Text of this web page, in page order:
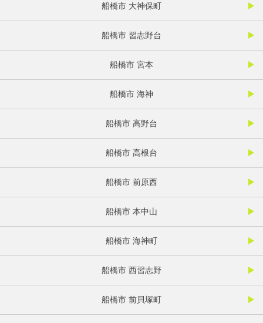
船橋市 大神保町
船橋市 習志野台
船橋市 宮本
船橋市 海神
船橋市 高野台
船橋市 高根台
船橋市 前原西
船橋市 本中山
船橋市 海神町
船橋市 西習志野
船橋市 前貝塚町